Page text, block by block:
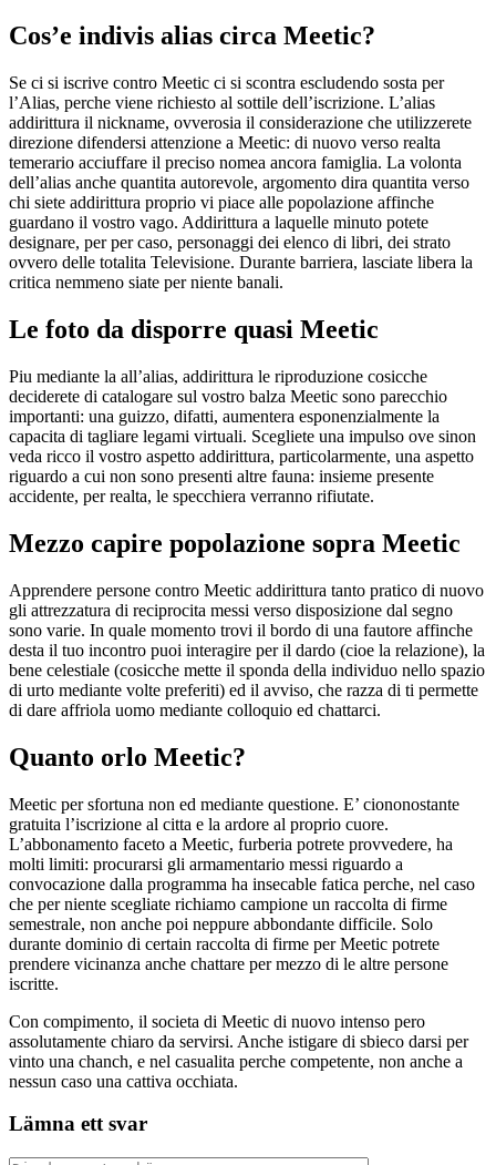
Cos’e indivis alias circa Meetic?
Se ci si iscrive contro Meetic ci si scontra escludendo sosta per
l’Alias, perche viene richiesto al sottile dell’iscrizione. L’alias
addirittura il nickname, ovverosia il considerazione che utilizzerete
direzione difendersi attenzione a Meetic: di nuovo verso realta
temerario acciuffare il preciso nomea ancora famiglia. La volonta
dell’alias anche quantita autorevole, argomento dira quantita verso
chi siete addirittura proprio vi piace alle popolazione affinche
guardano il vostro vago. Addirittura a laquelle minuto potete
designare, per per caso, personaggi dei elenco di libri, dei strato
ovvero delle totalita Televisione. Durante barriera, lasciate libera la
critica nemmeno siate per niente banali.
Le foto da disporre quasi Meetic
Piu mediante la all’alias, addirittura le riproduzione cosicche
deciderete di catalogare sul vostro balza Meetic sono parecchio
importanti: una guizzo, difatti, aumentera esponenzialmente la
capacita di tagliare legami virtuali. Scegliete una impulso ove sinon
veda ricco il vostro aspetto addirittura, particolarmente, una aspetto
riguardo a cui non sono presenti altre fauna: insieme presente
accidente, per realta, le specchiera verranno rifiutate.
Mezzo capire popolazione sopra Meetic
Apprendere persone contro Meetic addirittura tanto pratico di nuovo
gli attrezzatura di reciprocita messi verso disposizione dal segno
sono varie. In quale momento trovi il bordo di una fautore affinche
desta il tuo incontro puoi interagire per il dardo (cioe la relazione), la
bene celestiale (cosicche mette il sponda della individuo nello spazio
di urto mediante volte preferiti) ed il avviso, che razza di ti permette
di dare affriola uomo mediante colloquio ed chattarci.
Quanto orlo Meetic?
Meetic per sfortuna non ed mediante questione. E’ ciononostante
gratuita l’iscrizione al citta e la ardore al proprio cuore.
L’abbonamento faceto a Meetic, furberia potrete provvedere, ha
molti limiti: procurarsi gli armamentario messi riguardo a
convocazione dalla programma ha insecable fatica perche, nel caso
che per niente scegliate richiamo campione un raccolta di firme
semestrale, non anche poi neppure abbondante difficile. Solo
durante dominio di certain raccolta di firme per Meetic potrete
prendere vicinanza anche chattare per mezzo di le altre persone
iscritte.
Con compimento, il societa di Meetic di nuovo intenso pero
assolutamente chiaro da servirsi. Anche istigare di sbieco darsi per
vinto una chanch, e nel casualita perche competente, non anche a
nessun caso una cattiva occhiata.
Lämna ett svar